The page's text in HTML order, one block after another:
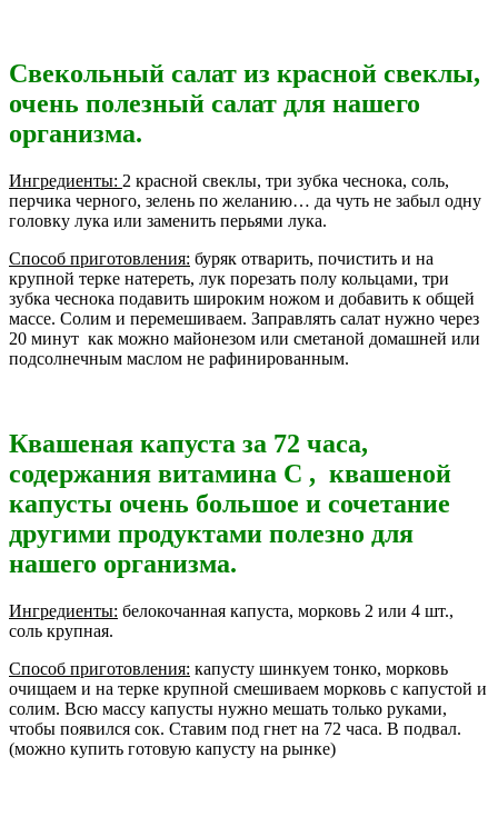
Свекольный салат из красной свеклы,
очень полезный салат для нашего
организма.
Ингредиенты: 2 красной свеклы, три зубка чеснока, соль,
перчика черного, зелень по желанию… да чуть не забыл одну
головку лука или заменить перьями лука.
Способ приготовления: буряк отварить, почистить и на
крупной терке натереть, лук порезать полу кольцами, три
зубка чеснока подавить широким ножом и добавить к общей
массе. Солим и перемешиваем. Заправлять салат нужно через
20 минут как можно майонезом или сметаной домашней или
подсолнечным маслом не рафинированным.
Квашеная капуста за 72 часа,
содержания витамина C , квашеной
капусты очень большое и сочетание
другими продуктами полезно для
нашего организма.
Ингредиенты: белокочанная капуста, морковь 2 или 4 шт.,
соль крупная.
Способ приготовления: капусту шинкуем тонко, морковь
очищаем и на терке крупной смешиваем морковь с капустой и
солим. Всю массу капусты нужно мешать только руками,
чтобы появился сок. Ставим под гнет на 72 часа. В подвал.
(можно купить готовую капусту на рынке)